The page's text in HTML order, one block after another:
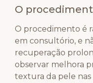
O
O procedimento é
em consultório, e
recuperação
observar melhora
textura da pele nas